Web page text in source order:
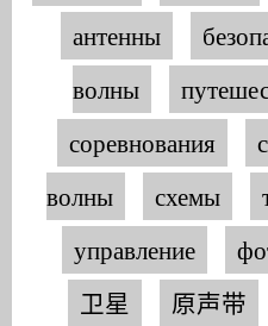
антенны
волны
соревнования
волны
схемы
управление
卫星
原声带